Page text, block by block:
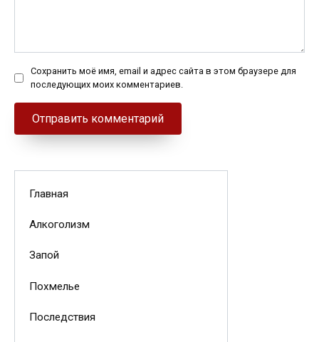
Сохранить моё имя, email и адрес сайта в этом браузере для
последующих моих комментариев.
Главная
Алкоголизм
Запой
Похмелье
Последствия